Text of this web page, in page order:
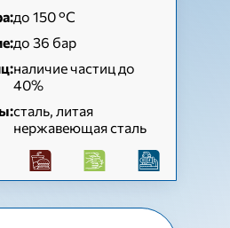
до 150 °C
до 36 бар
наличие частиц до
40%
сталь, литая
нержавеющая сталь